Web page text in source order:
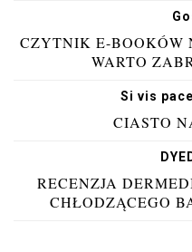
CZYTNIK E-BOOKÓW
WARTO
Si vis
CIASTO
RECENZJA
CHŁODZĄCEGO